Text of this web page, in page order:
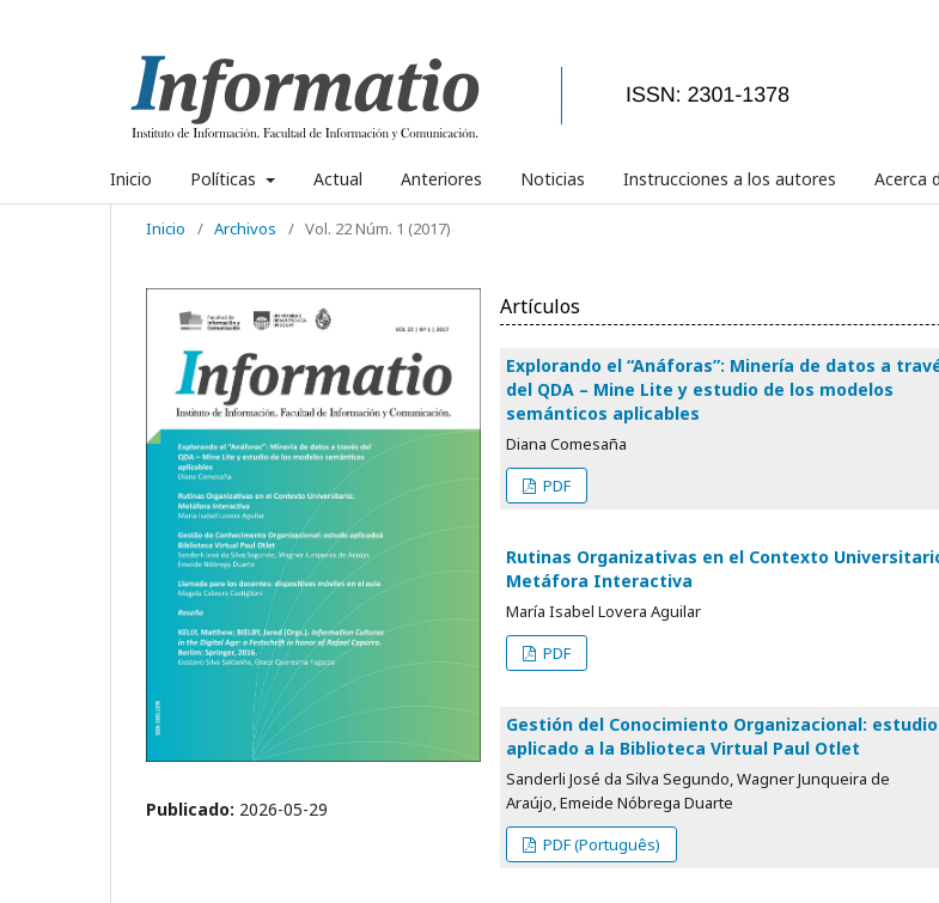
Inicio Políticas Actual Anteriores Noticias Instrucciones a los autores Acerca
Inicio / Archivos / Vol. 22 Núm. 1 (2017)
Publicado: 2026-05-29
Artículos
Explorando el “Anáforas”: Minería de datos a
del QDA – Mine Lite y estudio de los modelos
semánticos aplicables
Diana Comesaña
PDF
Rutinas Organizativas en el Contexto
Metáfora Interactiva
María Isabel Lovera Aguilar
PDF
Gestión del Conocimiento Organizacional: estudio
aplicado a la Biblioteca Virtual Paul Otlet
Sanderli José da Silva Segundo, Wagner Junqueira de
Araújo, Emeide Nóbrega Duarte
PDF (Português)